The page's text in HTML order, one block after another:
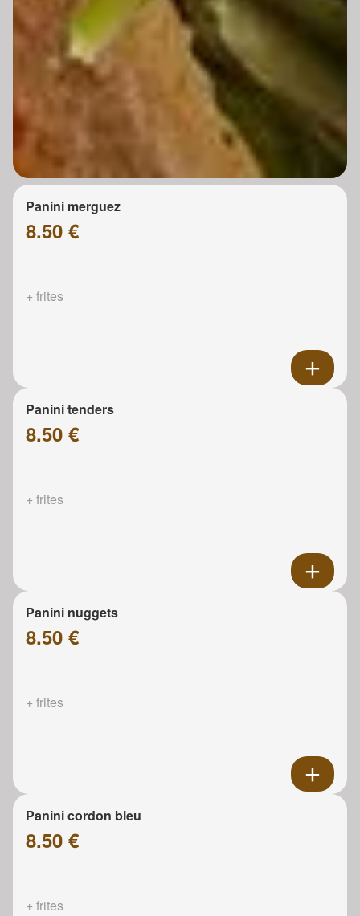
Panini merguez
8.50 €
+ frites
Panini tenders
8.50 €
+ frites
Panini nuggets
8.50 €
+ frites
Panini cordon bleu
8.50 €
+ frites